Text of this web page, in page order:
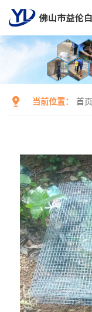
当前位置： 首页